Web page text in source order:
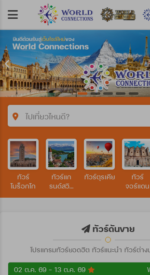
ไปเที่ยวไหนดี?
คำค้นหา/รหัสทัวร์
ประเทศ
ถึงวันที่
ทัวร์
โมร็อกโก
ทัวร์แก
รนด์สวิต
ทัวร์ตุรเคีย
ทัวร์
จอร์แดน
ทัวร์ดันขาย
โปรแกรมทัวร์ยอดฮิต ทัวร์แนะนำ ทัวร์ต่าง
02 ต.ค. 69 - 13 ต.ค. 69